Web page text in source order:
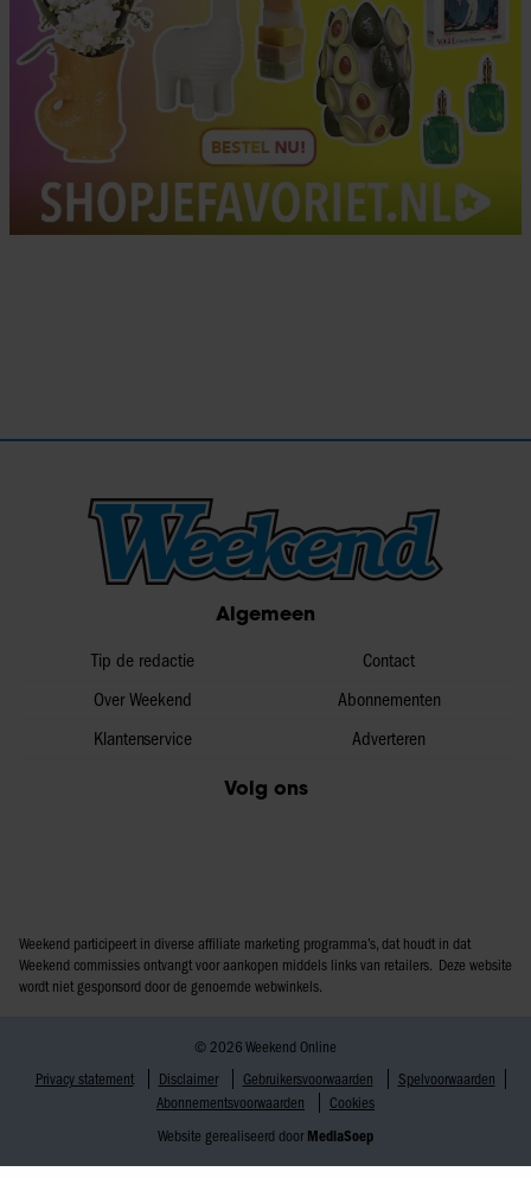
Algemeen
Tip de redactie
Over Weekend
Klantenservice
Contact
Abonnementen
Adverteren
Volg ons
Weekend participeert in diverse affiliate marketing programma’s, dat houdt in dat
Weekend commissies ontvangt voor aankopen middels links van retailers. Deze website
wordt niet gesponsord door de genoemde webwinkels.
© 2026 Weekend Online
Privacy statement
Disclaimer Gebruikersvoorwaarden
Spelvoorwaarden
Abonnementsvoorwaarden
Cookies
Website gerealiseerd door MediaSoep